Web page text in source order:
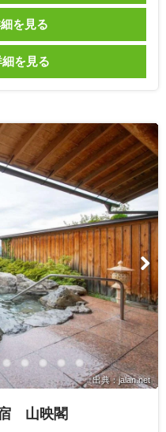
を見る
を見る
出典：jalan.net
山映閣